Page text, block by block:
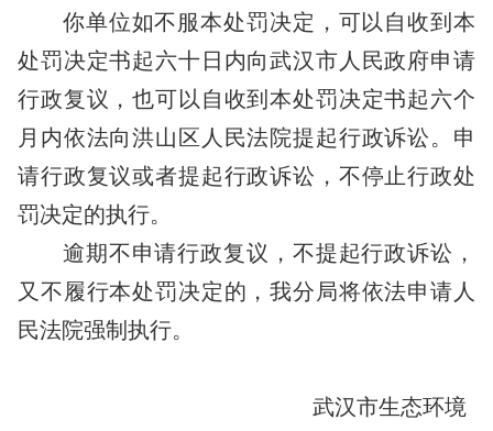
你单位如不服本处罚决定，可以自收到本
处罚决定书起六十日内向武汉市人民政府申请
行政复议，也可以自收到本处罚决定书起六个
月内依法向洪山区人民法院提起行政诉讼。申
请行政复议或者提起行政诉讼，不停止行政处
罚决定的执行。
逾期不申请行政复议，不提起行政诉讼，
又不履行本处罚决定的，我分局将依法申请人
民法院强制执行。
武汉市生态环境